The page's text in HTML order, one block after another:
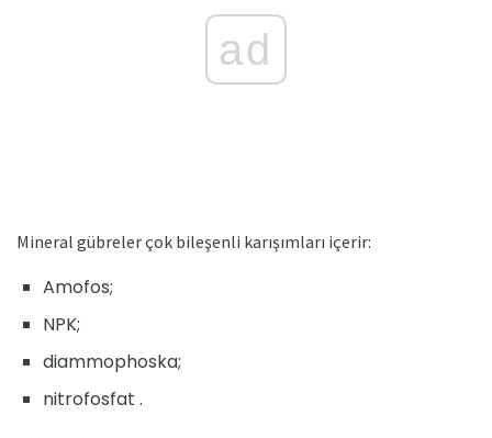
ad
Mineral gübreler çok bileşenli karışımları içerir:
Amofos;
NPK;
diammophoska;
nitrofosfat .